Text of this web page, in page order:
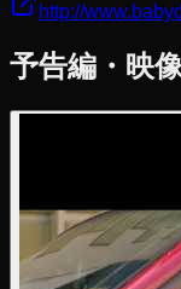
http://
予告編・映